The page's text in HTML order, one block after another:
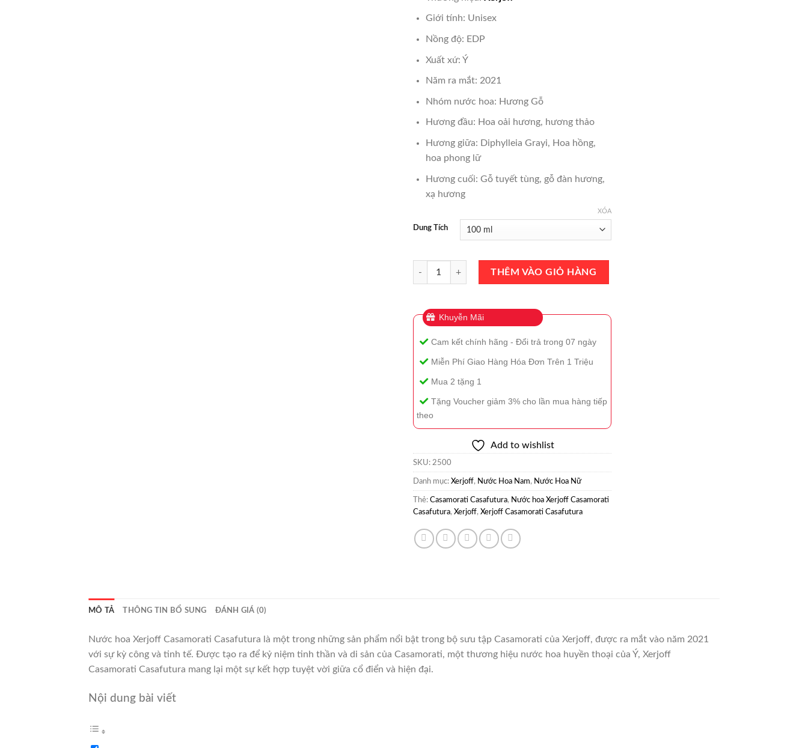
là:
₫5,000,000.
Giới tính: Unisex
Nồng độ: EDP
Xuất xứ: Ý
Năm ra mắt: 2021
Nhóm nước hoa: Hương Gỗ
Hương đầu: Hoa oải hương, hương thảo
Hương giữa: Diphylleia Grayi, Hoa hồng,
hoa phong lữ
Hương cuối: Gỗ tuyết tùng, gỗ đàn hương,
xạ hương
Dung Tích
XÓA
Nước Hoa Xerjoff Casamorati Casafutura EDP 100ml Chính Hãng số lượng
THÊM VÀO GIỎ HÀNG
Khuyễn Mãi
Cam kết chính hãng - Đổi trả trong 07 ngày
Miễn Phí Giao Hàng Hóa Đơn Trên 1 Triệu
Mua 2 tặng 1
Tặng Voucher giảm 3% cho lần mua hàng tiếp
theo
Add to wishlist
SKU: 2500
Danh mục: Xerjoff, Nước Hoa Nam, Nước Hoa Nữ
Thẻ: Casamorati Casafutura, Nước hoa Xerjoff Casamorati
Casafutura, Xerjoff, Xerjoff Casamorati Casafutura
MÔ TẢ THÔNG TIN BỔ SUNG ĐÁNH GIÁ (0)
Nước hoa Xerjoff Casamorati Casafutura là một trong những sản phẩm nổi bật trong bộ sưu tập Casamorati của Xerjoff, được ra mắt vào năm 2021
với sự kỳ công và tinh tế. Được tạo ra để kỷ niệm tinh thần và di sản của Casamorati, một thương hiệu nước hoa huyền thoại của Ý, Xerjoff
Casamorati Casafutura mang lại một sự kết hợp tuyệt vời giữa cổ điển và hiện đại.
Nội dung bài viết